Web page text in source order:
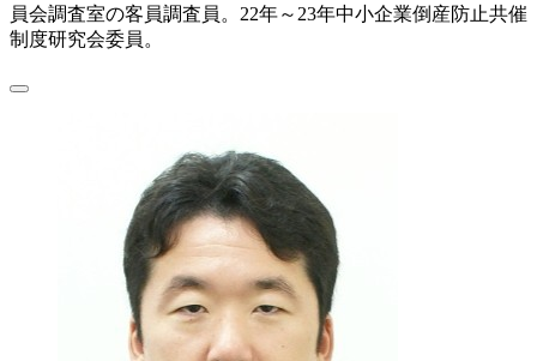
員会調査室の客員調査員。22年～23年中小企業倒産防止共催
制度研究会委員。